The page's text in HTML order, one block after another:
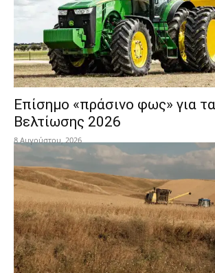
Επίσημο «πράσινο φως» για
Βελτίωσης 2026
8 Αυγούστου, 2026